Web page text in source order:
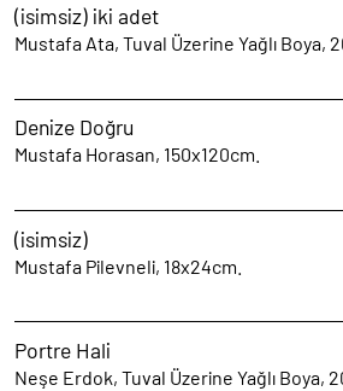
(isimsiz) iki adet
Mustafa Ata, Tuval Üzerine Yağlı Boya,
Denize Doğru
Mustafa Horasan, 150x120cm.
(isimsiz)
Mustafa Pilevneli, 18x24cm.
Portre Hali
Neşe Erdok, Tuval Üzerine Yağlı Boya,